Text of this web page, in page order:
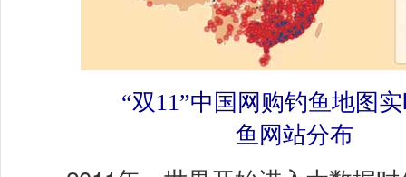
“双11”中国网购钓鱼地图
鱼网站分布